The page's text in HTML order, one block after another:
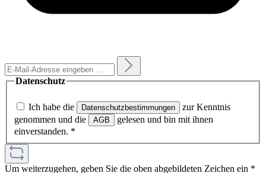
Datenschutz
Ich habe die Datenschutzbestimmungen
zur Kenntnis
genommen und die
AGB
gelesen und bin mit ihnen
einverstanden. *
Um weiterzugehen, geben Sie die oben abgebildeten Zeichen ein *